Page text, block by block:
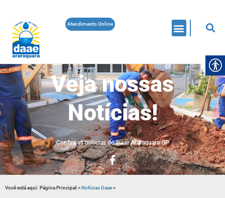
Atendimento Online
Veja nossas
Notícias!
Confira as noticias do Daae Araraquara-SP
Você está aqui: Página Principal >Notícias Daae>